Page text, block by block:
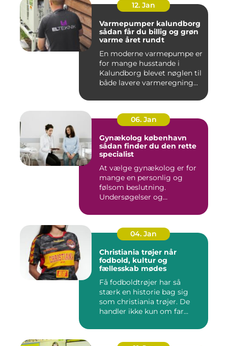
12. Jan
Varmepumper kalundborg
sådan får du billig og grøn
varme året rundt
En moderne varmepumpe er
for mange husstande i
Kalundborg blevet nøglen til
både lavere varmeregning...
06. Jan
Gynækolog københavn
sådan finder du den rette
specialist
At vælge gynækolog er for
mange en personlig og
følsom beslutning.
Undersøgelser og
04. Jan
Christiania trøjer når
fodbold, kultur og
fællesskab mødes
Få fodboldtrøjer har så
stærk en historie bag sig
som christiania trøjer. De
handler ikke kun om far...